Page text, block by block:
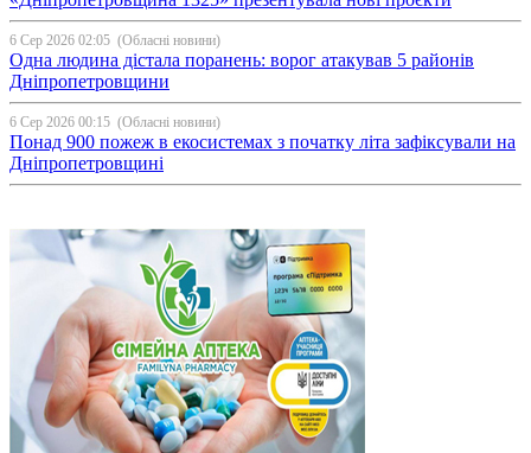
6 Сер 2026 02:05 (Обласні новини)
Одна людина дістала поранень: ворог атакував 5 районів
Дніпропетровщини
6 Сер 2026 00:15 (Обласні новини)
Понад 900 пожеж в екосистемах з початку літа зафіксували на
Дніпропетровщині